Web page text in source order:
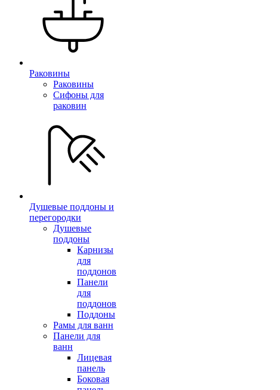
Раковины
Раковины
Сифоны для
раковин
Душевые поддоны и
перегородки
Душевые
поддоны
Карнизы
для
поддонов
Панели
для
поддонов
Поддоны
Рамы для ванн
Панели для
ванн
Лицевая
панель
Боковая